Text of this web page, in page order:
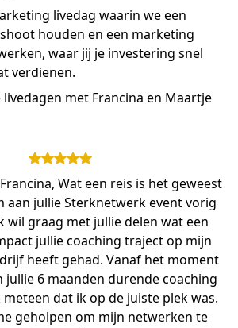
livedag waarin we een
houden en een marketing
waar jij je investering snel
verdienen.
livedagen met Francina en Maartje
Wat een reis is het geweest
aan jullie Sterknetwerk event vorig
wil graag met jullie delen wat een
jullie coaching traject op mijn
heeft gehad. Vanaf het moment
jullie 6 maanden durende coaching
dat ik op de juiste plek was.
geholpen om mijn netwerken te